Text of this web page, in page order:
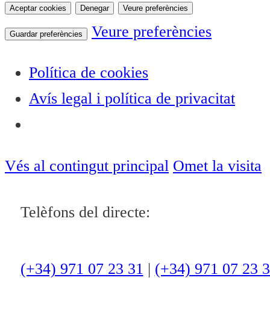
Aceptar cookies Denegar Veure preferències
Guardar preferències Veure preferències
Política de cookies
Avís legal i política de privacitat
Vés al contingut principal Omet la visita
Telèfons del directe:
(+34) 971 07 23 31 | (+34) 971 07 23
ACTUALITAT
OCI
ENTREVISTES